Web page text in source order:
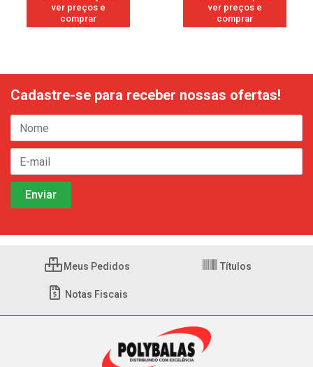
ver preços e
comprar
ver preços e
comprar
Cadastre-se para receber nossas ofertas!
Meus Pedidos Títulos
Notas Fiscais